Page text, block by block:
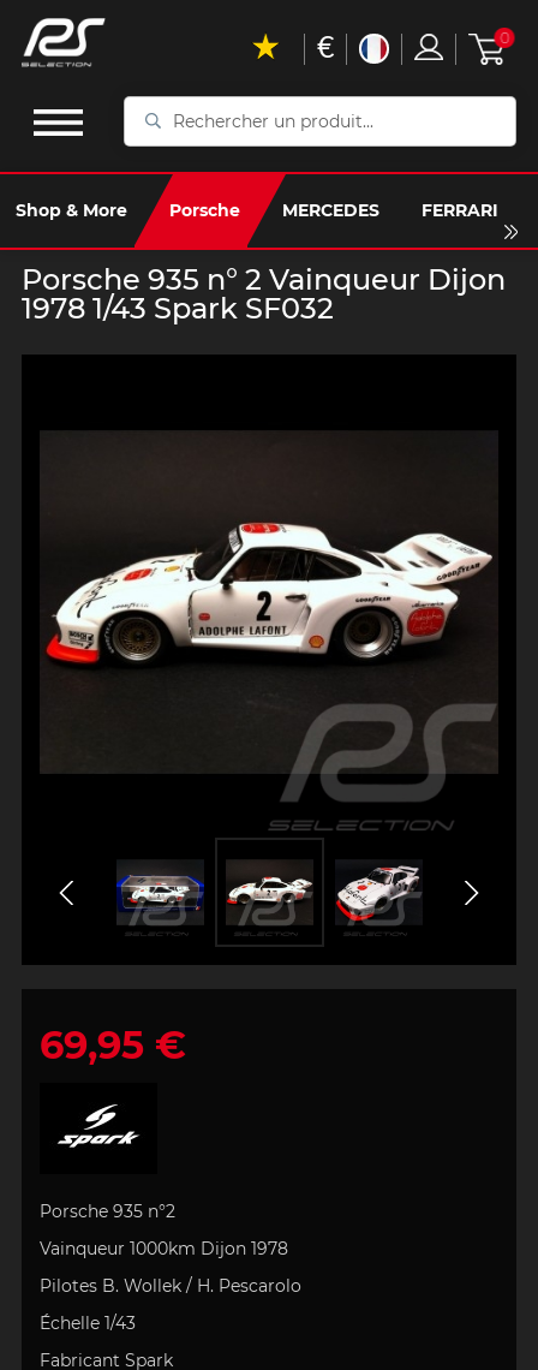
Rechercher
produit...
Shop & More Porsche MERCEDES FERRARI
€ 0
Porsche 935 n° 2 Vainqueur Dijon
1978 1/43 Spark SF032
69,95 €
Porsche 935 n°2
Vainqueur 1000km Dijon 1978
Pilotes B. Wollek / H. Pescarolo
Échelle 1/43
Fabricant Spark